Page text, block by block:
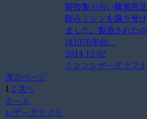
鋳物製の古い職業用足
踏みミシンを譲り受け
ました。製造されたの
は1970年台。
2014.12.02
ミシンレザークラフト
次のページ
1 2 次へ
ホーム
レザークラフト